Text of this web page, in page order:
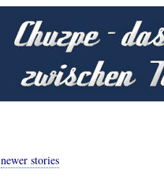
newer stories